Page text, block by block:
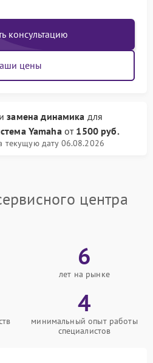
консультацию
цены
замена динамика для
Yamahaот 1500 руб.
текущую дату 06.08.2026
центра
6
лет на рынке
4
минимальный опыт работы
специалистов